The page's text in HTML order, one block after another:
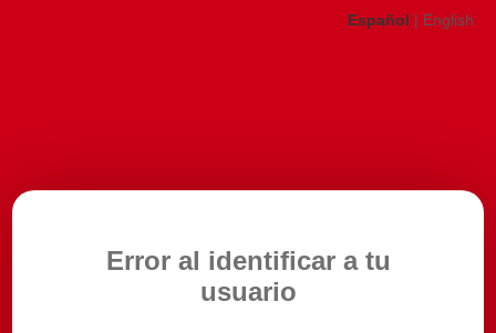
Español | English
Error al identificar a tu
usuario